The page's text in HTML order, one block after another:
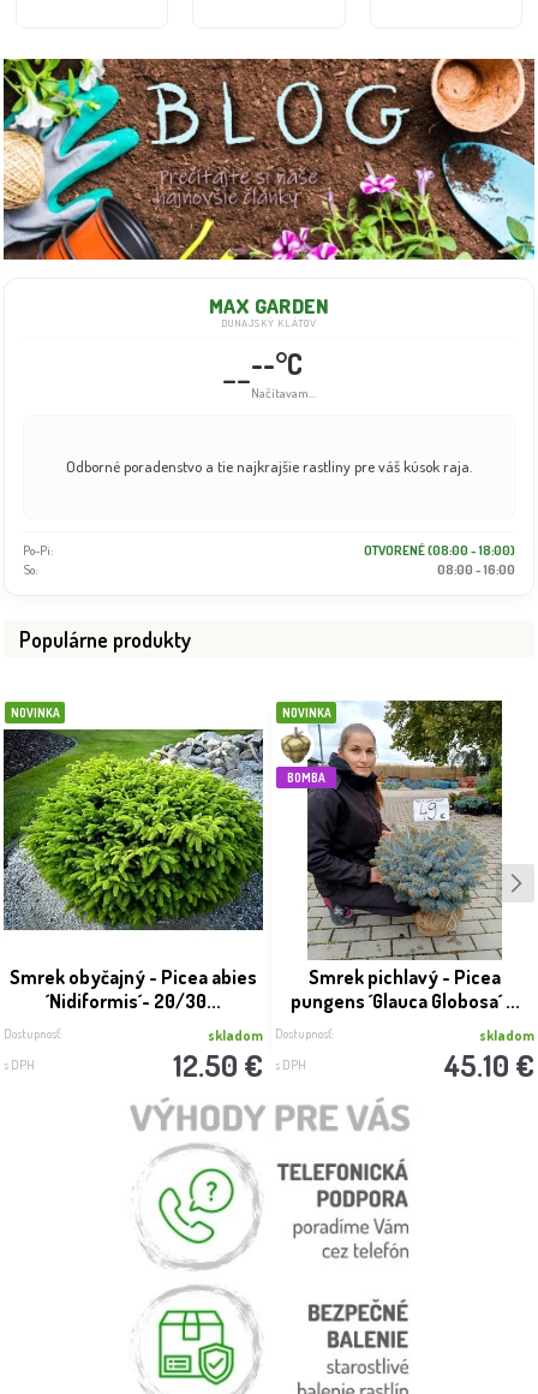
MAX GARDEN
DUNAJSKÝ KLÁTOV
--°C
Info dočasne nedostupné
Odborné poradenstvo a tie najkrajšie rastliny pre váš kúsok raja.
Po-Pi:
OTVORENÉ (08:00 - 18:00)
So:
08:00 - 16:00
Populárne produkty
NOVINKA
Smrek obyčajný - Picea abies
´Nidiformis´- 20/30...
Dostupnosť: skladom
s DPH 12.50 €
NOVINKA
BOMBA
Smrek pichlavý - Picea
pungens ´Glauca Globosa´ ...
Dostupnosť: skladom
s DPH 45.10 €